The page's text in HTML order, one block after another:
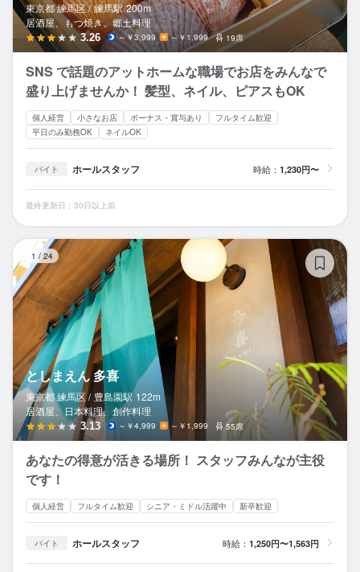
東京都 練馬区 / 練馬駅 200m
居酒屋、もつ焼き、郷土料理
3.26 ～￥3,999 ～￥1,999 19席
SNS で話題のアットホームな職場でお店をみんなで
盛り上げませんか！ 髪型、ネイル、ピアスもOK
個人経営 小さなお店 ボーナス・賞与あり
フルタイム歓迎
平日のみ勤務OK
ネイルOK
バイト ホールスタッフ 時給： 1,230円〜
最終更新日：30日以上前
1 / 24
としまえん 多喜
東京都 練馬区 / 豊島園駅 122m
居酒屋、日本料理、創作料理
3.13 ～￥4,999 ～￥1,999 55席
あなたの得意が活きる場所！ スタッフみんなが主役
です！
個人経営 フルタイム歓迎 シニア・ミドル活躍中 新卒歓迎
バイト ホールスタッフ 時給： 1,250円〜1,563円